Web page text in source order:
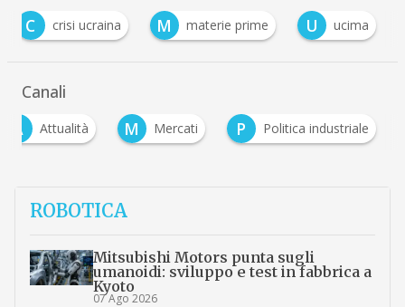
C
crisi ucraina M materie prime U ucima
Canali
A
Attualità M Mercati P Politica industriale
ROBOTICA
Mitsubishi Motors punta sugli
umanoidi: sviluppo e test in fabbrica a
Kyoto
07 Ago 2026